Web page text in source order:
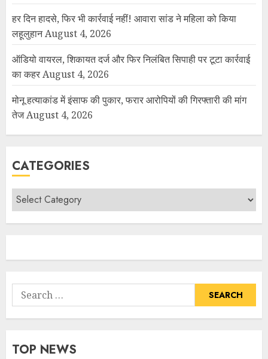
हर दिन हादसे, फिर भी कार्रवाई नहीं! आवारा सांड ने महिला को किया
लहूलुहानAugust 4, 2026
ऑडियो वायरल, शिकायत दर्ज और फिर निलंबित सिपाही पर टूटा कार्रवाई
का कहरAugust 4, 2026
मोनू हत्याकांड में इंसाफ की पुकार, फरार आरोपियों की गिरफ्तारी की मांग
तेजAugust 4, 2026
CATEGORIES
TOP NEWS